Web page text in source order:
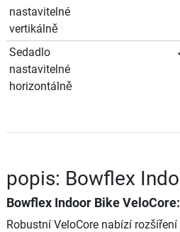
nastavitelné
vertikálně
Sedadlo
nastavitelné
horizontálně
popis: Bowflex
Bowflex Indoor Bike
Robustní VeloCore nabízí